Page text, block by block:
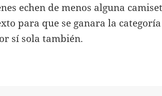
echen de menos alguna
para que se ganara la
sí sola también.